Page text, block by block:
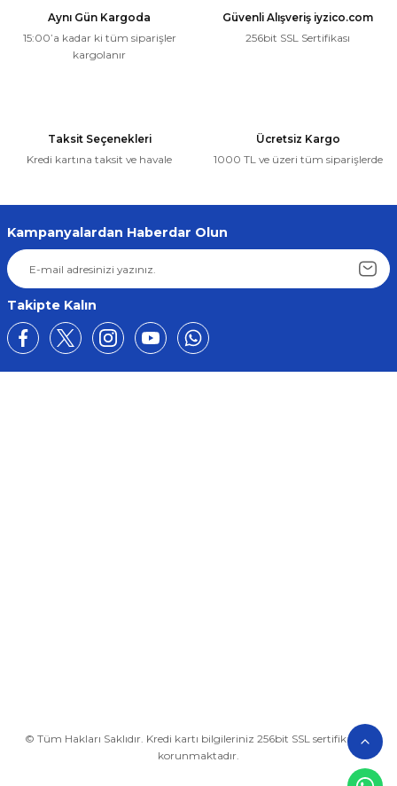
Aynı Gün Kargoda
15:00’a kadar ki tüm siparişler
kargolanır
Güvenli Alışveriş iyzico.com
256bit SSL Sertifikası
Taksit Seçenekleri
Kredi kartına taksit ve havale
Ücretsiz Kargo
1000 TL ve üzeri tüm siparişlerde
Kampanyalardan Haberdar Olun
Takipte Kalın
© Tüm Hakları Saklıdır. Kredi kartı bilgileriniz 256bit SSL sertifikası ile
korunmaktadır.